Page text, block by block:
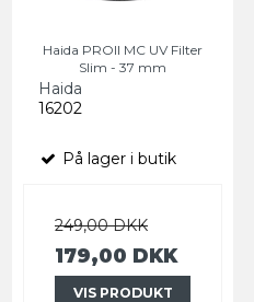
Haida PROII MC UV Filter
Slim - 37 mm
Haida
16202
På lager i butik
249,00 DKK
179,00 DKK
VIS PRODUKT